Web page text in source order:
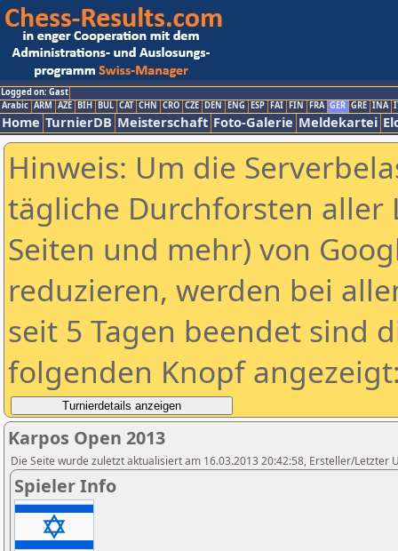
Logged on: Gast
Arabic ARM AZE BIH BUL CAT CHN CRO CZE DEN ENG ESP FAI FIN FRA GER GRE INA
Home TurnierDB Meisterschaft Foto-Galerie Meldekartei
Hinweis: Um die
tägliche Durchforsten aller
Seiten und mehr) von
reduzieren, werden bei
seit 5 Tagen beendet sind
folgenden Knopf
Karpos Open 2013
Die Seite wurde zuletzt aktualisiert am 16.03.2013 20:42:58, Ersteller/Letzter
Spieler Info